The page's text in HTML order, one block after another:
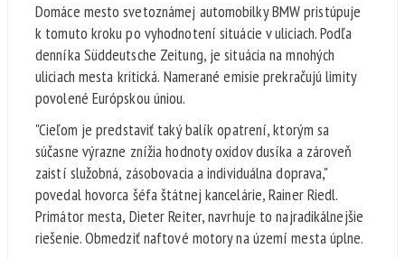
Domáce mesto svetoznámej automobilky BMW pristúpuje
k tomuto kroku po vyhodnotení situácie v uliciach. Podľa
denníka Süddeutsche Zeitung, je situácia na mnohých
uliciach mesta kritická. Namerané emisie prekračujú limity
povolené Európskou úniou.
"Cieľom je predstaviť taký balík opatrení, ktorým sa
súčasne výrazne znížia hodnoty oxidov dusíka a zároveň
zaistí služobná, zásobovacia a individuálna doprava,"
povedal hovorca šéfa štátnej kancelárie, Rainer Riedl.
Primátor mesta, Dieter Reiter, navrhuje to najradikálnejšie
riešenie. Obmedziť naftové motory na území mesta úplne.